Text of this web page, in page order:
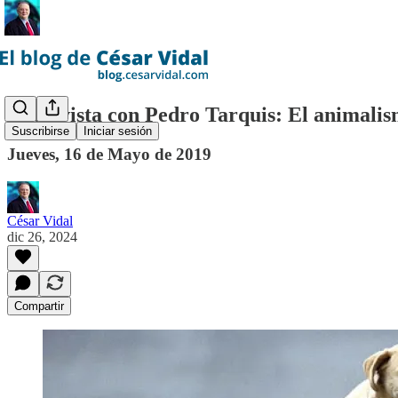
Suscribirse Iniciar sesión
Entrevista con Pedro Tarquis: El
Jueves, 16 de Mayo de 2019
César Vidal
dic 26, 2024
Compartir